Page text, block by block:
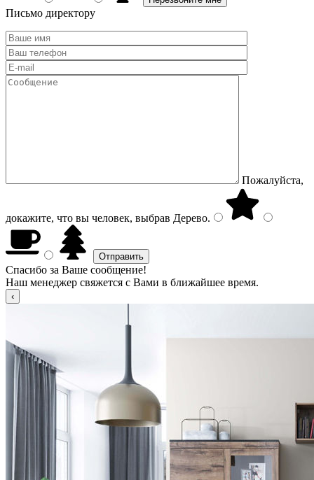
Письмо директору
Пожалуйста,
докажите, что вы человек, выбрав Дерево.
Спасибо за Ваше сообщение!
Наш менеджер свяжется с Вами в ближайшее время.